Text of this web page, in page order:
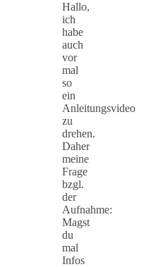
Hallo,
ich
habe
auch
vor
mal
so
ein
Anleitungsvideo
zu
drehen.
Daher
meine
Frage
bzgl.
der
Aufnahme:
Magst
du
mal
Infos